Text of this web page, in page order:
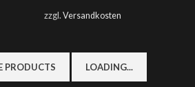
zzgl. Versandkosten
PRODUCTS LOADING...